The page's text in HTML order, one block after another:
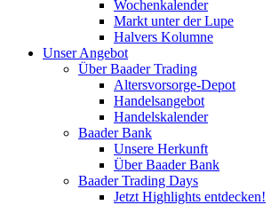
Wochenkalender
Markt unter der Lupe
Halvers Kolumne
Unser Angebot
Über Baader Trading
Altersvorsorge-Depot
Handelsangebot
Handelskalender
Baader Bank
Unsere Herkunft
Über Baader Bank
Baader Trading Days
Jetzt Highlights entdecken!